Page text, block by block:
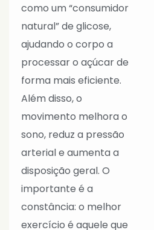
como um “consumidor
natural” de glicose,
ajudando o corpo a
processar o açúcar de
forma mais eficiente.
Além disso, o
movimento melhora o
sono, reduz a pressão
arterial e aumenta a
disposição geral. O
importante é a
constância: o melhor
exercício é aquele que